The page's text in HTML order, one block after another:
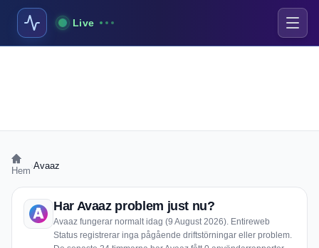
Live
Hem Avaaz
Har Avaaz problem just nu?
Avaaz fungerar normalt idag (9 August 2026). Entireweb
Status registrerar inga pågående driftstörningar eller problem.